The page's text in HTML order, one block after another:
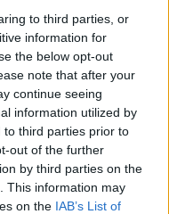
to third parties, or
information for
the below opt-out
note that after your
continue seeing
information utilized by
to third parties prior to
out of the further
by third parties on the
This information may
on the IAB’s List of